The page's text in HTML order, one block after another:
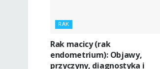
RAK
Rak macicy (rak
endometrium): Objawy,
przyczyny, diagnostyka i